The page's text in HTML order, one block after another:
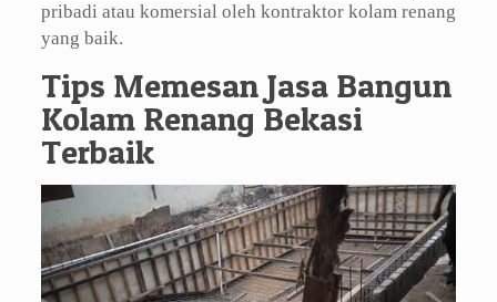
pribadi atau komersial oleh kontraktor kolam renang
yang baik.
Tips Memesan Jasa Bangun
Kolam Renang Bekasi
Terbaik